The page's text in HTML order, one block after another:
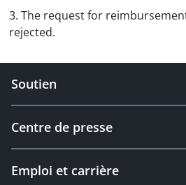
3. The request for
rejected.
Soutien
Centre de presse
Emploi et carrière